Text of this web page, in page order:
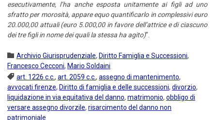
esecutivamente, l’ha anche esposta unitamente ai figli ad uno
sfratto per morosità, appare equo quantificarlo in complessivi euro
20.000,00 attuali (euro 5.000,00 in favore dell’attrice e di ciascuno
dei tre figli in nome dei quali la stessa ha agito)”.
 Category
Archivio Giurisprudenziale, Diritto Famiglia e Successioni,
Francesco Cecconi, Mario Soldaini
 Tags
art. 1226 c.c., art. 2059 c.c., assegno di mantenimento,
avvocati firenze, Diritto di famiglia e delle successioni, divorzio,
liquidazione in via equitativa del danno, matrimonio, obbligo di
versare assegno divorzile, risarcimento del danno non
patrimoniale